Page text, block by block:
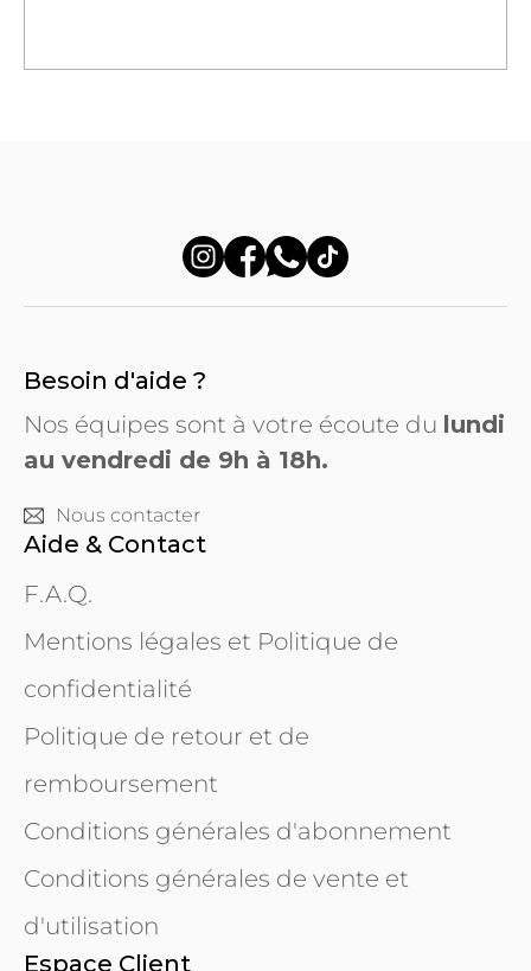
Besoin d'aide ?
Nos équipes sont à votre écoute du lundi
au vendredi de 9h à 18h.
Nous contacter
Aide & Contact
F.A.Q.
Mentions légales et Politique de
confidentialité
Politique de retour et de
remboursement
Conditions générales d'abonnement
Conditions générales de vente et
d'utilisation
Espace Client